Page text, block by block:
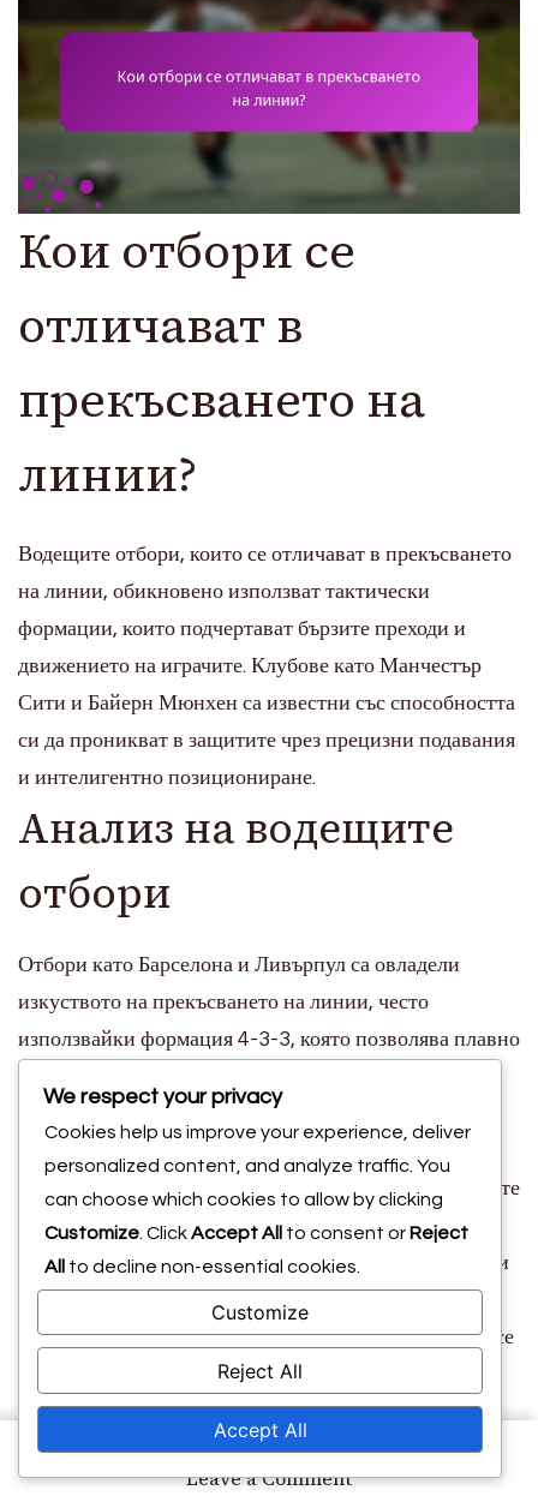
Leave a Commenton
Кои отбори се
отличават в
прекъсването на
линии?
Водещите отбори, които се отличават в прекъсването
на линии, обикновено използват тактически
формации, които подчертават бързите преходи и
движението на играчите. Клубове като Манчестър
Сити и Байерн Мюнхен са известни със способността
си да проникват в защитите чрез прецизни подавания
и интелигентно позициониране.
Анализ на водещите
отбори
Отбори като Барселона и Ливърпул са овладели
изкуството на прекъсването на линии, често
използвайки формация 4-3-3, която позволява плавно
дължи до голяма степен на играчи, които могат да
пространство за съотборниците. Например, халфовете
на Барселона често експлоатират пропуски в
защитите на противниците, водейки до възможности
за гол.
В контекста на това, отбори като Атлетико Мадрид се
фокусират върху по-защитен подход, използвайки
формация 4-4-2, за да абсорбират натиска и да
контраатакуват. Тази стратегия може ефективно да
наруши опитите на противниците да прекъсват
We respect your privacy
Cookies help us improve your experience, deliver
personalized content, and analyze traffic. You
can choose which cookies to allow by clicking
Customize . ClickAccept All to consent or Reject
All
to decline non-essential cookies.
Customize
Reject All
Accept All